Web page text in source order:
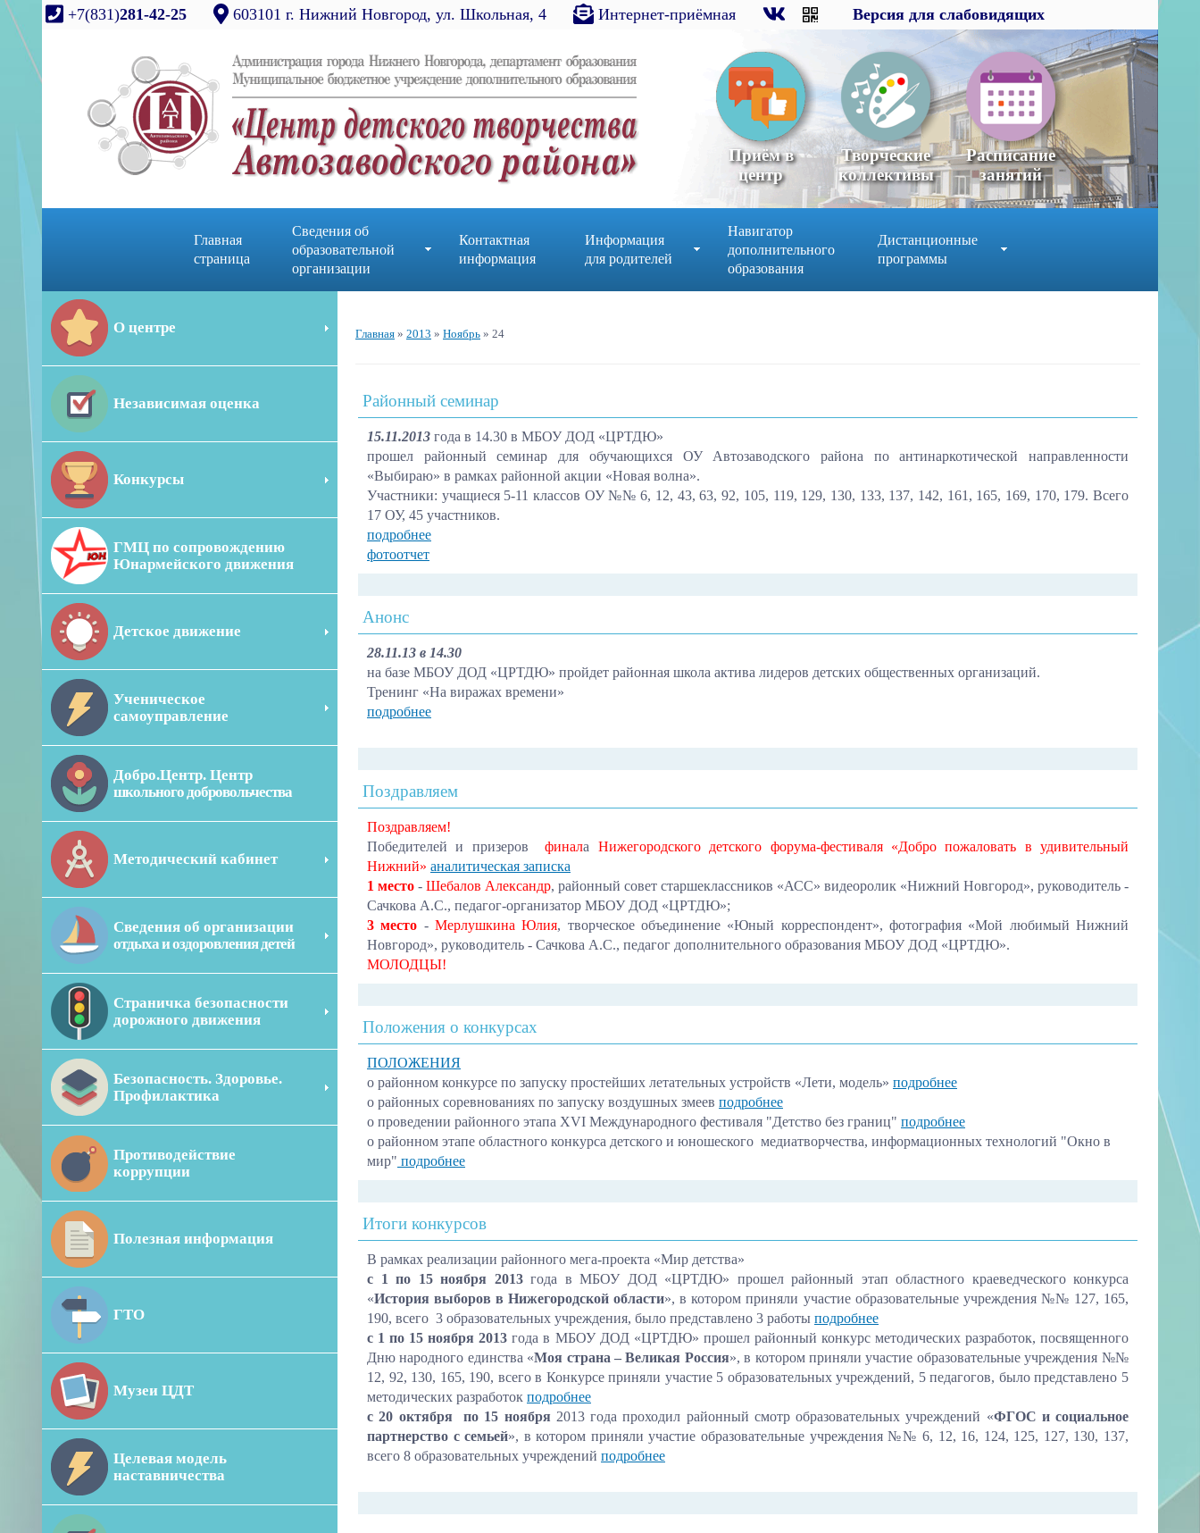
Версия для слабовидящих
+7(831)281-42-25 603101 г. Нижний Новгород, ул. Школьная, 4 Интернет-приёмная Версия для слабовидящих
×
Приём в
центр
Творческие
коллективы
Расписание
занятий
Главная
страница
Сведения об
образовательной
организации
Контактная
информация
Информация
для родителей
Навигатор
дополнительного
образования
Дистанционные
программы
О центре
Независимая оценка
Конкурсы
ГМЦ по сопровождению
Юнармейского движения
Детское движение
Ученическое
самоуправление
Добро.Центр. Центр
школьного добровольчества
Методический кабинет
Сведения об организации
отдыха и оздоровления детей
Страничка безопасности
дорожного движения
Безопасность. Здоровье.
Профилактика
Противодействие
коррупции
Полезная информация
ГТО
Музеи ЦДТ
Целевая модель
наставничества
x
Главная » 2013 » Ноябрь » 24
Районный семинар
15.11.2013 года в 14.30 в МБОУ ДОД «ЦРТДЮ»
прошел районный семинар для обучающихся ОУ Автозаводского района по антинаркотической направленности
«Выбираю» в рамках районной акции «Новая волна».
Участники: учащиеся 5-11 классов ОУ №№ 6, 12, 43, 63, 92, 105, 119, 129, 130, 133, 137, 142, 161, 165, 169, 170, 179. Всего
17 ОУ, 45 участников.
подробнее
фотоотчет
Анонс
28.11.13 в 14.30
на базе МБОУ ДОД «ЦРТДЮ» пройдет районная школа актива лидеров детских общественных организаций.
Тренинг «На виражах времени»
подробнее
Поздравляем
Поздравляем!
Победителей и призеровфинала Нижегородского детского форума-фестиваля «Добро пожаловать в удивительный
Нижний» аналитическая записка
1 место - Шебалов Александр, районный совет старшеклассников «АСС» видеоролик «Нижний Новгород», руководитель -
Сачкова А.С., педагог-организатор МБОУ ДОД «ЦРТДЮ»;
3 место -Мерлушкина Юлия, творческое объединение «Юный корреспондент», фотография «Мой любимый Нижний
Новгород», руководитель - Сачкова А.С., педагог дополнительного образования МБОУ ДОД «ЦРТДЮ».
МОЛОДЦЫ!
Положения о конкурсах
ПОЛОЖЕНИЯ
о районном конкурсе по запуску простейших летательных устройств «Лети, модель» подробнее
о районных соревнованиях по запуску воздушных змеев подробнее
о проведении районного этапа XVI Международного фестиваля "Детство без границ" подробнее
о районном этапе областного конкурса детского и юношеского медиатворчества, информационных технологий "Окно в
мир" подробнее
Итоги конкурсов
В рамках реализации районного мега-проекта «Мир детства»
с 1 по 15 ноября 2013года в МБОУ ДОД «ЦРТДЮ» прошел районный этап областного краеведческого конкурса
«История выборов в Нижегородской области», в котором приняли участие образовательные учреждения №№ 127, 165,
190, всего 3 образовательных учреждения, было представлено 3 работы подробнее
с 1 по 15 ноября 2013 года в МБОУ ДОД «ЦРТДЮ» прошел районный конкурс методических разработок, посвященного
Дню народного единства «Моя страна – Великая Россия», в котором приняли участие образовательные учреждения №№
12, 92, 130, 165, 190, всего в Конкурсе приняли участие 5 образовательных учреждений, 5 педагогов, было представлено 5
методических разработок подробнее
с 20 октября
по 15 ноября 2013 года проходил районный смотр образовательных учреждений «ФГОС и социальное
партнерство с семьей», в котором приняли участие образовательные учреждения №№ 6, 12, 16, 124, 125, 127, 130, 137,
всего 8 образовательных учреждений подробнее